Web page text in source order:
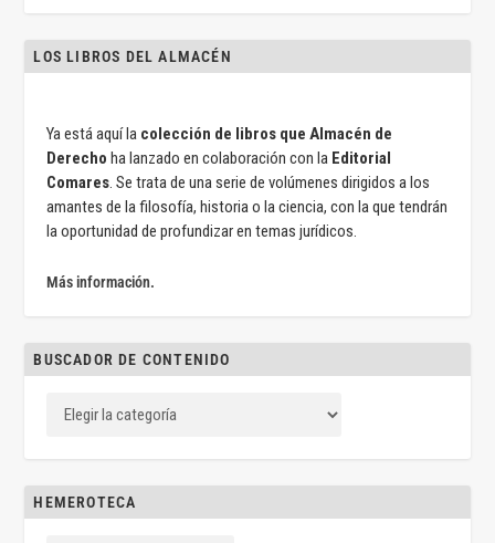
LOS LIBROS DEL ALMACÉN
Ya está aquí la colección de libros que Almacén de
Derecho ha lanzado en colaboración con la Editorial
Comares. Se trata de una serie de volúmenes dirigidos a los
amantes de la filosofía, historia o la ciencia, con la que tendrán
la oportunidad de profundizar en temas jurídicos.
Más información.
BUSCADOR DE CONTENIDO
HEMEROTECA